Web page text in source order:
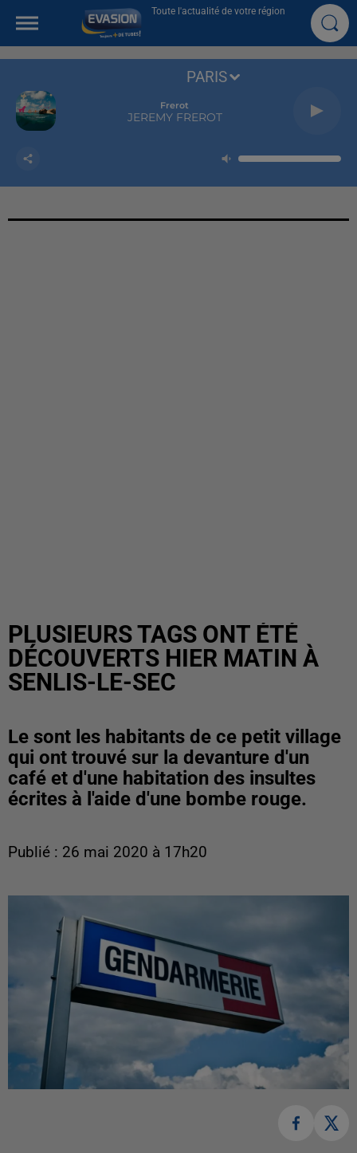
Toute l'actualité de votre région
Frerot
JEREMY FREROT
PARIS
PLUSIEURS TAGS ONT ÉTÉ
DÉCOUVERTS HIER MATIN À
SENLIS-LE-SEC
Le sont les habitants de ce petit village
qui ont trouvé sur la devanture d'un
café et d'une habitation des insultes
écrites à l'aide d'une bombe rouge.
Publié : 26 mai 2020 à 17h20